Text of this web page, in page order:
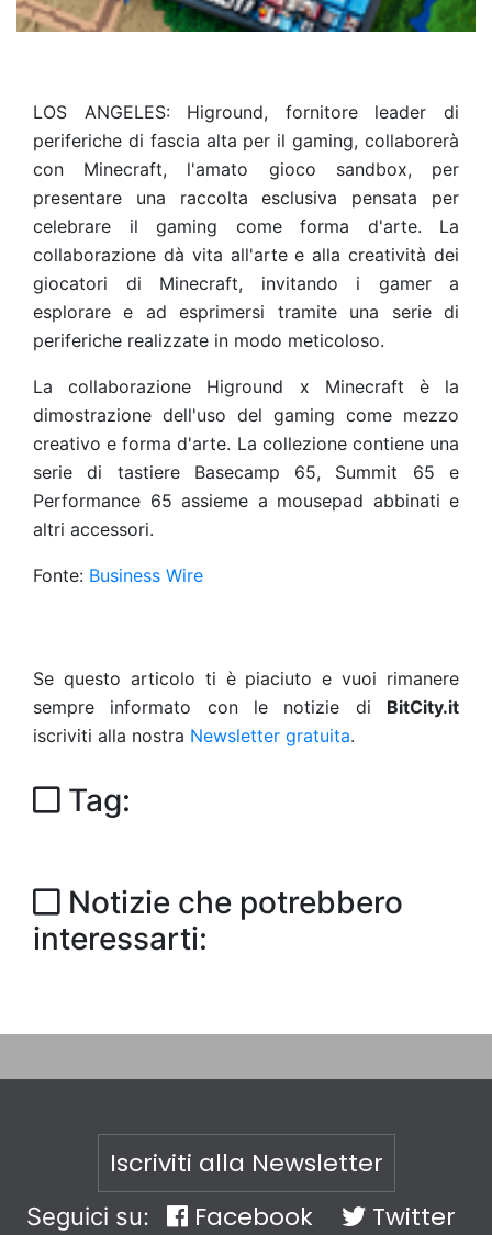
LOS ANGELES: Higround, fornitore leader di
periferiche di fascia alta per il gaming, collaborerà
con Minecraft, l'amato gioco sandbox, per
presentare una raccolta esclusiva pensata per
celebrare il gaming come forma d'arte. La
collaborazione dà vita all'arte e alla creatività dei
giocatori di Minecraft, invitando i gamer a
esplorare e ad esprimersi tramite una serie di
periferiche realizzate in modo meticoloso.
La collaborazione Higround x Minecraft è la
dimostrazione dell'uso del gaming come mezzo
creativo e forma d'arte. La collezione contiene una
serie di tastiere Basecamp 65, Summit 65 e
Performance 65 assieme a mousepad abbinati e
altri accessori.
Fonte: Business Wire
Se questo articolo ti è piaciuto e vuoi rimanere
sempre informato con le notizie di BitCity.it
iscriviti alla nostra Newsletter gratuita.
Tag:
Notizie che potrebbero
interessarti:
Iscriviti alla Newsletter
Seguici su: Facebook
Twitter